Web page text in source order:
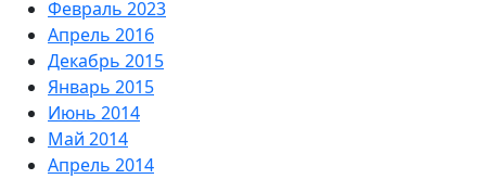
Февраль 2023
Апрель 2016
Декабрь 2015
Январь 2015
Июнь 2014
Май 2014
Апрель 2014